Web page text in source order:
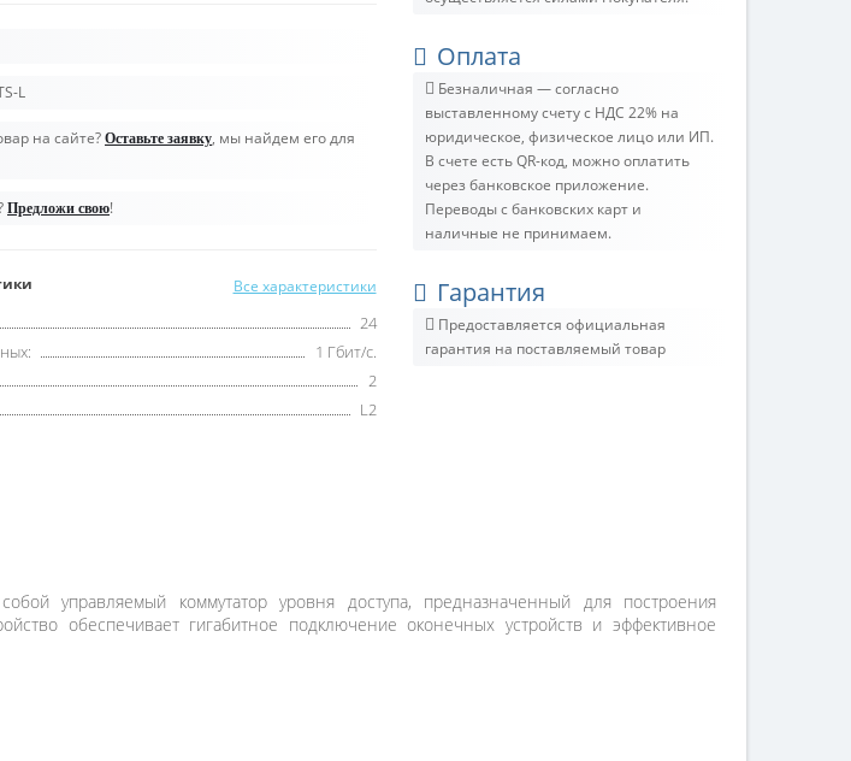
L
на сайте? Оставьте заявку, мы найдем его для
Предложи свою!
Все характеристики
24
1 Гбит/с.
2
L2
Оплата
Безналичная — согласно
выставленному счету c НДС 22% на
юридическое, физическое лицо или ИП.
В счете есть QR-код, можно оплатить
через банковское приложение.
Переводы с банковских карт и
наличные не принимаем.
Гарантия
Предоставляется официальная
гарантия на поставляемый товар
управляемый коммутатор уровня доступа, предназначенный для построения
обеспечивает гигабитное подключение оконечных устройств и эффективное